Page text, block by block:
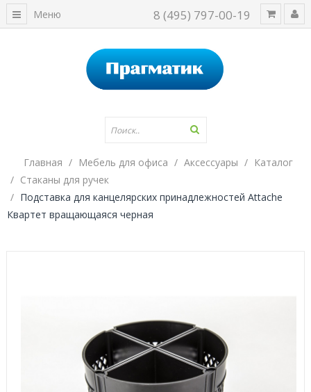
8 (495) 797-00-19
Меню
Главная Мебель для офиса Аксессуары
Каталог
Стаканы для ручек
Подставка для канцелярских принадлежностей Attache
Квартет вращающаяся черная